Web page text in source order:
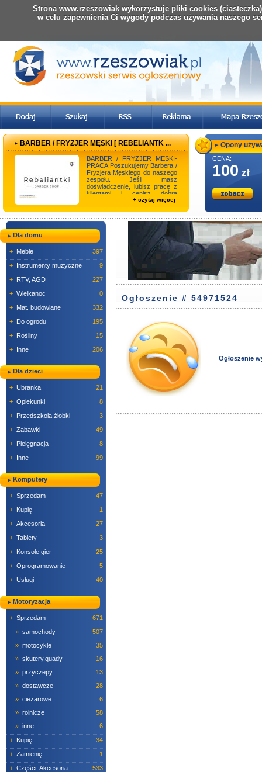
BARBER / FRYZJER MĘSKI [ REBELIANTK ...
BARBER / FRYZJER MĘSKI-
PRACA Poszukujemy Barbera /
Fryzjera Męskiego do naszego
zespołu. Jeśli masz
doświadczenie, lubisz pracę z
klientami i cenisz dobrą
atmosferę w miejscu pr ...
+ czytaj więcej
Opony
CENA:
100 zł
Dla domu
+ Meble
397
+ Instrumenty muzyczne
9
+ RTV, AGD
227
+ Wielkanoc
0
+ Mat. budowlane
332
+ Do ogrodu
195
+ Rośliny
15
+ Inne 206
Dla dzieci
+ Ubranka
21
+ Opiekunki
8
+ Przedszkola,żłobki
3
+ Zabawki
49
+ Pielęgnacja
8
+ Inne 99
Komputery
+ Sprzedam
47
+ Kupię
1
+ Akcesoria
27
+ Tablety
3
+ Konsole gier
25
+ Oprogramowanie
5
+ Usługi 40
Motoryzacja
+ Sprzedam
671
» samochody
507
» motocykle
35
» skutery,quady
16
» przyczepy
13
» dostawcze
28
» ciezarowe
6
» rolnicze
58
» inne
6
+ Kupię
34
+ Zamienię
1
+ Części, Akcesoria
533
Ogłoszenie # 54971524
Ogłoszenie
Strona www.rzeszowiak wykorzystuje pliki cookies
w celu zapewnienia Ci wygody podczas używania naszego